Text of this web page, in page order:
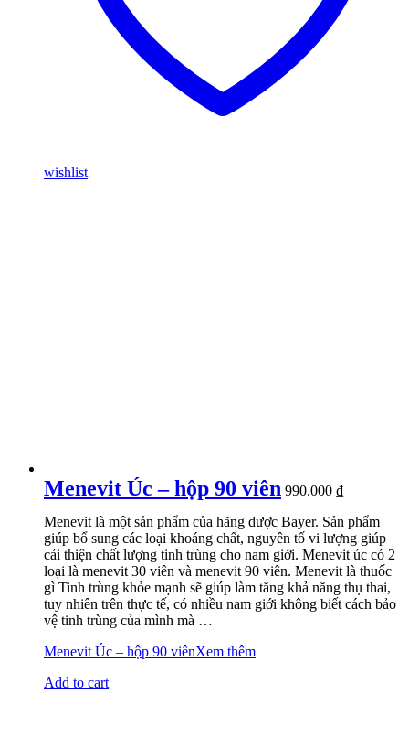
wishlist
Menevit Úc – hộp 90 viên 990.000 ₫
Menevit là một sản phẩm của hãng dược Bayer. Sản phẩm
giúp bổ sung các loại khoáng chất, nguyên tố vi lượng giúp
cải thiện chất lượng tinh trùng cho nam giới. Menevit úc có 2
loại là menevit 30 viên và menevit 90 viên. Menevit là thuốc
gì Tinh trùng khỏe mạnh sẽ giúp làm tăng khả năng thụ thai,
tuy nhiên trên thực tế, có nhiều nam giới không biết cách bảo
vệ tinh trùng của mình mà …
Menevit Úc – hộp 90 viênXem thêm
Add to cart